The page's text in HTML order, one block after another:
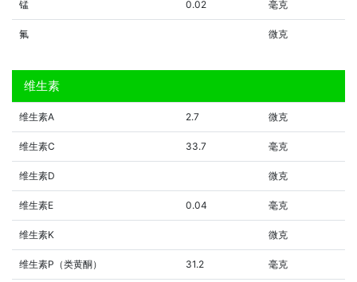
锰 0.02 毫克
氟 微克
维生素
维生素A 2.7 微克
维生素C 33.7 毫克
维生素D 微克
维生素E 0.04 毫克
维生素K 微克
维生素P（类黄酮） 31.2 毫克